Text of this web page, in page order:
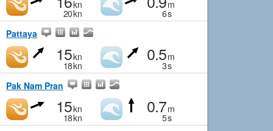
kn
20kn
m
6s
Pattaya
15kn
18kn
0.5m
3s
Pak Nam Pran
15kn
18kn
0.7m
5s